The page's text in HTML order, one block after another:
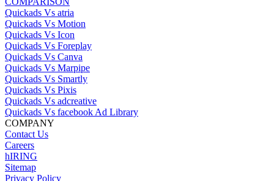
Quickads Vs atria
Quickads Vs Motion
Quickads Vs Icon
Quickads Vs Foreplay
Quickads Vs Canva
Quickads Vs Marpipe
Quickads Vs Smartly
Quickads Vs Pixis
Quickads Vs adcreative
Quickads Vs facebook Ad Library
COMPANY
Contact Us
Careers
hIRING
Sitemap
Privacy Policy